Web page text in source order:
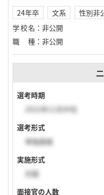
24年卒 文系
性別非
学校名 ： 非公開
職種 ： 非公開
選考時期
2022年11月中旬
選考形式
単独面接
実施形式
対面
面接官の人数